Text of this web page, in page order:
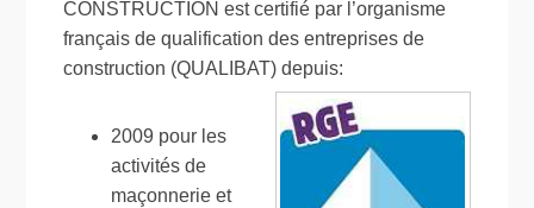
CONSTRUCTION est certifié par l’organisme
français de qualification des entreprises de
construction (QUALIBAT) depuis:
2009 pour les
activités de
maçonnerie et